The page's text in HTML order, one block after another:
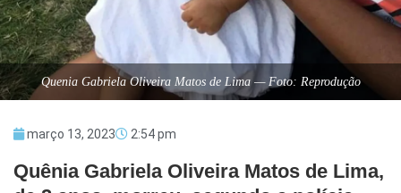
Quenia Gabriela Oliveira Matos de Lima — Foto: Reprodução
março 13, 2023 2:54 pm
Quênia Gabriela Oliveira Matos de Lima,